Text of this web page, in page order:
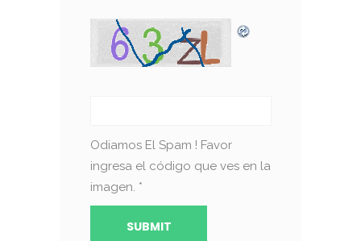
Odiamos El Spam ! Favor
ingresa el código que ves en la
imagen. *